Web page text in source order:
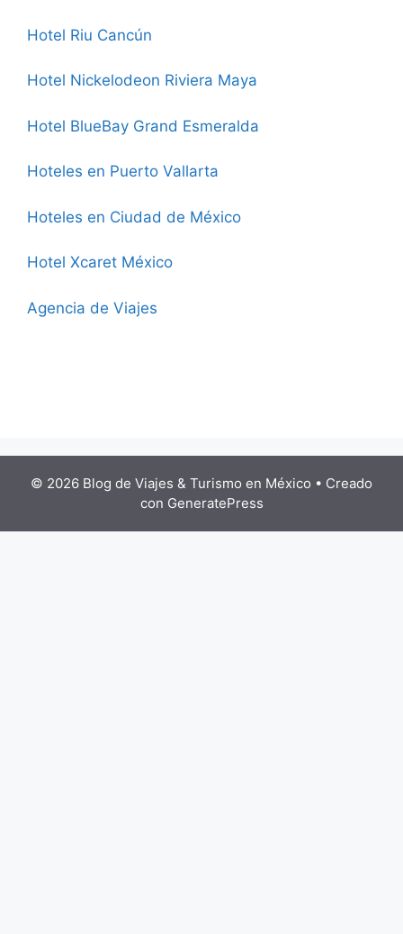
Hotel Riu Cancún
Hotel Nickelodeon Riviera Maya
Hotel BlueBay Grand Esmeralda
Hoteles en Puerto Vallarta
Hoteles en Ciudad de México
Hotel Xcaret México
Agencia de Viajes
© 2026 Blog de Viajes & Turismo en México • Creado
con GeneratePress